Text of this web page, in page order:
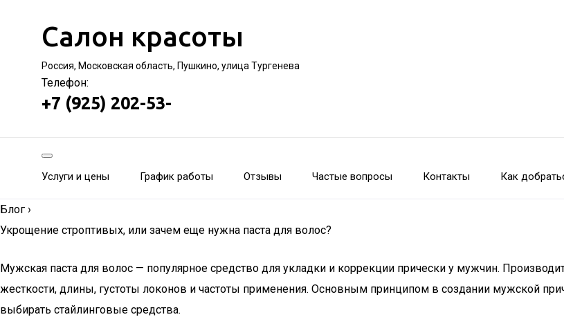
Салон красоты
Россия, Московская область, Пушкино, улица Тургенева
Телефон:
+7 (925) 202-53-
Услуги и цены График работы Отзывы Частые вопросы Контакты Как
Блог ›
Укрощение строптивых, или зачем еще нужна паста для волос?
Мужская паста для волос — популярное средство для укладки и коррекции прически у мужчин.
жесткости, длины, густоты локонов и частоты применения. Основным принципом в создании мужской
выбирать стайлинговые средства.